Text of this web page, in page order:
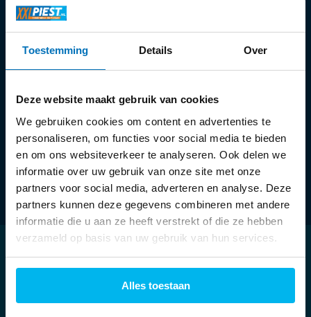
Toestemming Details Over
Deze website maakt gebruik van cookies
We gebruiken cookies om content en advertenties te
personaliseren, om functies voor social media te bieden
en om ons websiteverkeer te analyseren. Ook delen we
informatie over uw gebruik van onze site met onze
partners voor social media, adverteren en analyse. Deze
partners kunnen deze gegevens combineren met andere
informatie die u aan ze heeft verstrekt of die ze hebben
verzameld op basis van uw gebruik van hun services.
Alles toestaan
Openingstijden:
Ma:
13:30 - 18:00 uur
Di t/m vr:09:30 - 18:00 uur